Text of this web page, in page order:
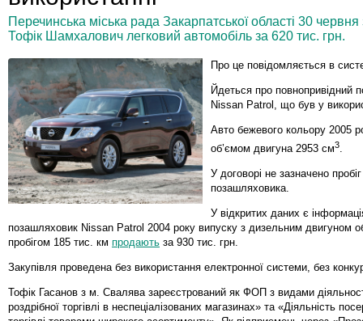
Перечинська міська рада Закарпатської області 30
Тофік Шамхалович легковий автомобіль за 620 тис. грн.
Про це повідомляється в
Йдеться про повнопривідний
Nissan Patrol, що був у
Авто бежевого кольору 2005
об’ємом двигуна 2953 см3.
У договорі не зазначено пробіг
позашляховика.
У відкритих даних є
позашляховик Nissan Patrol 2004 року випуску з дизельним двигуном
пробігом 185 тис. км продають за 930 тис. грн.
Закупівля проведена без використання електронної системи, без
Тофік Гасанов з м. Свалява зареєстрований як ФОП з видами
роздрібної торгівлі в неспеціалізованих магазинах» та «Діяльність